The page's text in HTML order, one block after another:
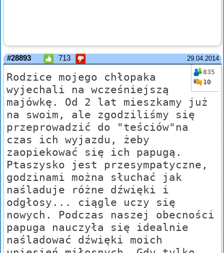
29.04.2014
#28893 713
835
10
Rodzice mojego chłopaka
wyjechali na wcześniejszą
majówkę. Od 2 lat mieszkamy już
na swoim, ale zgodziliśmy się
przeprowadzić do "teściów"na
czas ich wyjazdu, żeby
zaopiekować się ich papugą.
Ptaszysko jest przesympatyczne,
godzinami można słuchać jak
naśladuje różne dźwięki i
odgłosy... ciągle uczy się
nowych. Podczas naszej obecności
papuga nauczyła się idealnie
naśladować dźwięki moich